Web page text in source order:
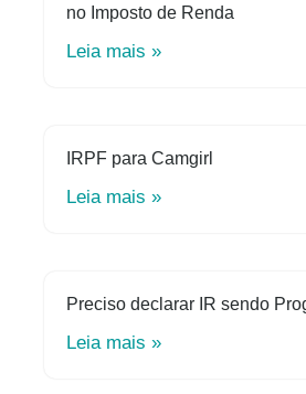
no Imposto de Renda
Leia mais »
IRPF para Camgirl
Leia mais »
Preciso declarar IR sendo
Leia mais »